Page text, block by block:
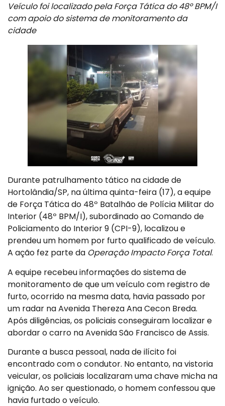
Veículo foi localizado pela Força Tática do 48º BPM/I
com apoio do sistema de monitoramento da
cidade
Durante patrulhamento tático na cidade de
Hortolândia/SP, na última quinta-feira (17), a equipe
de Força Tática do 48º Batalhão de Polícia Militar do
Interior (48º BPM/I), subordinado ao Comando de
Policiamento do Interior 9 (CPI-9), localizou e
prendeu um homem por furto qualificado de veículo.
A ação fez parte da Operação Impacto Força Total.
A equipe recebeu informações do sistema de
monitoramento de que um veículo com registro de
furto, ocorrido na mesma data, havia passado por
um radar na Avenida Thereza Ana Cecon Breda.
Após diligências, os policiais conseguiram localizar e
abordar o carro na Avenida São Francisco de Assis.
Durante a busca pessoal, nada de ilícito foi
encontrado com o condutor. No entanto, na vistoria
veicular, os policiais localizaram uma chave micha na
ignição. Ao ser questionado, o homem confessou que
havia furtado o veículo.